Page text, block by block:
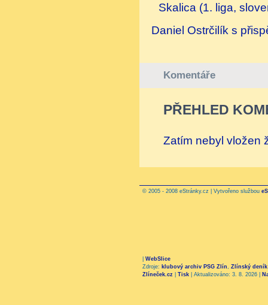
Skalica (1. liga,
Daniel Ostrčilík s
Komentáře
PŘEHLED
Zatím nebyl vložen
© 2005 - 2008 eStránky.cz | Vytvořeno službou
WebSlice
Zdroje: klubový archiv PSG Zlín, Zlínský deník
Zlíneček.cz
Tisk Aktualizováno: 3. 8. 2026